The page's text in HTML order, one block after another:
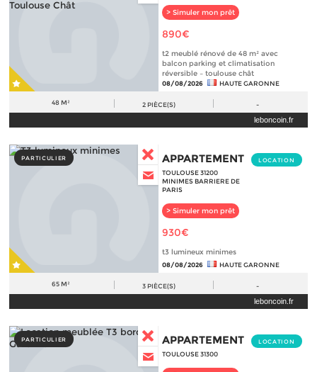
> Simuler mon prêt
890€
t2 meublé rénové de 48 m² avec
balcon parking et climatisation
réversible – toulouse chât
08/08/2026 HAUTE GARONNE
48 M² 2 PIÈCE(S) -
leboncoin.fr
PARTICULIER APPARTEMENT
TOULOUSE 31200
MINIMES BARRIERE DE
PARIS
> Simuler mon prêt
LOCATION
930€
t3 lumineux minimes
08/08/2026 HAUTE GARONNE
65 M² 3 PIÈCE(S) -
leboncoin.fr
PARTICULIER APPARTEMENT
TOULOUSE 31300
LOCATION